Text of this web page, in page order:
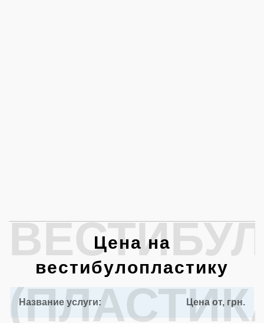
Цена на
вестибулопластику
Название услуги: Цена от, грн.